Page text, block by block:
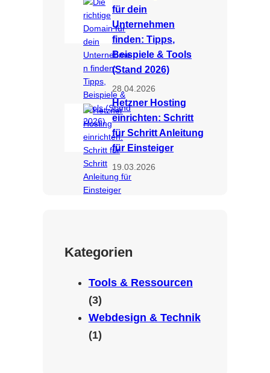
für dein
Unternehmen
finden: Tipps,
Beispiele & Tools
(Stand 2026)
28.04.2026
Hetzner Hosting
einrichten: Schritt
für Schritt Anleitung
für Einsteiger
19.03.2026
Kategorien
Tools & Ressourcen
(3)
Webdesign & Technik
(1)